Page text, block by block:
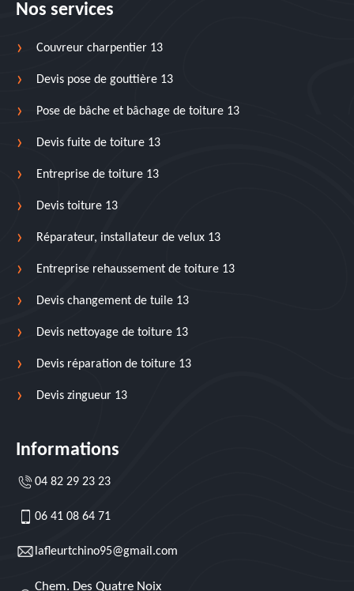
Nos services
Couvreur charpentier 13
Devis pose de gouttière 13
Pose de bâche et bâchage de toiture 13
Devis fuite de toiture 13
Entreprise de toiture 13
Devis toiture 13
Réparateur, installateur de velux 13
Entreprise rehaussement de toiture 13
Devis changement de tuile 13
Devis nettoyage de toiture 13
Devis réparation de toiture 13
Devis zingueur 13
Informations
04 82 29 23 23
06 41 08 64 71
lafleurtchino95@gmail.com
Chem. Des Quatre Noix